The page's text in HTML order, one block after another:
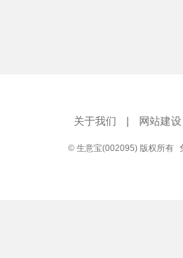
关于我们 | 网站建设
© 生意宝(002095) 版权所有